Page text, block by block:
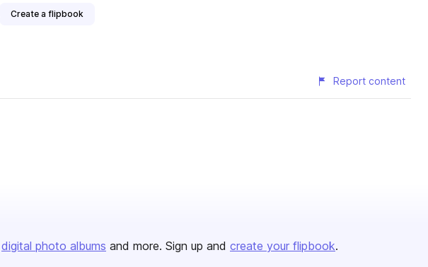
Create a flipbook
Report content
digital photo albums and more. Sign up and create your flipbook.